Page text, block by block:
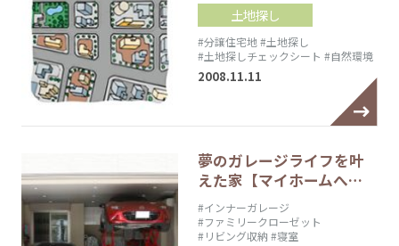
土地探し
#分譲住宅地#土地探し
#土地探しチェックシート #自然環境
2008.11.11
夢のガレージライフを叶
えた家【マイホームへ…
#インナーガレージ
#ファミリークローゼット
#リビング収納 #寝室